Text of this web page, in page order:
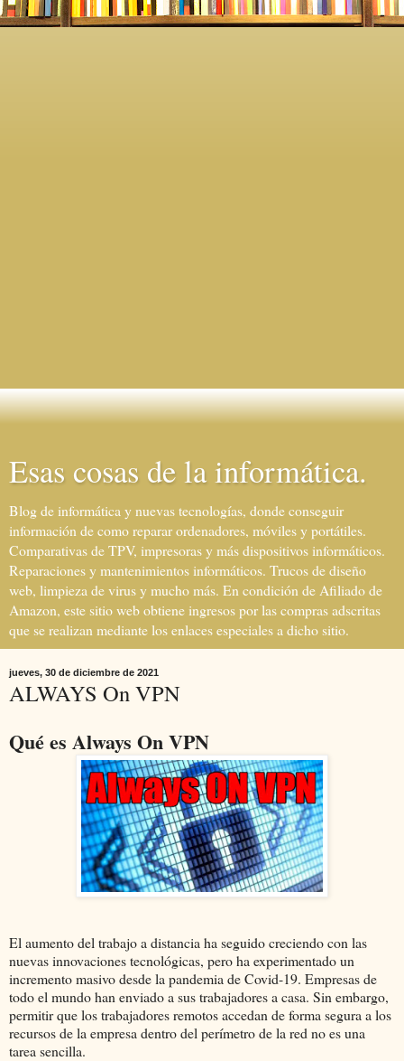
Esas cosas de la informática.
Blog de informática y nuevas tecnologías, donde conseguir
información de como reparar ordenadores, móviles y portátiles.
Comparativas de TPV, impresoras y más dispositivos informáticos.
Reparaciones y mantenimientos informáticos. Trucos de diseño
web, limpieza de virus y mucho más. En condición de Afiliado de
Amazon, este sitio web obtiene ingresos por las compras adscritas
que se realizan mediante los enlaces especiales a dicho sitio.
jueves, 30 de diciembre de 2021
ALWAYS On VPN
Qué es Always On VPN
El aumento del trabajo a distancia ha seguido creciendo con las
nuevas innovaciones tecnológicas, pero ha experimentado un
incremento masivo desde la pandemia de Covid-19. Empresas de
todo el mundo han enviado a sus trabajadores a casa. Sin embargo,
permitir que los trabajadores remotos accedan de forma segura a los
recursos de la empresa dentro del perímetro de la red no es una
tarea sencilla.